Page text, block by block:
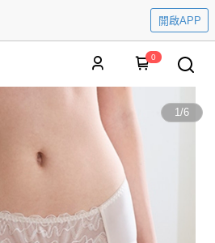
開啟APP
0
1/6